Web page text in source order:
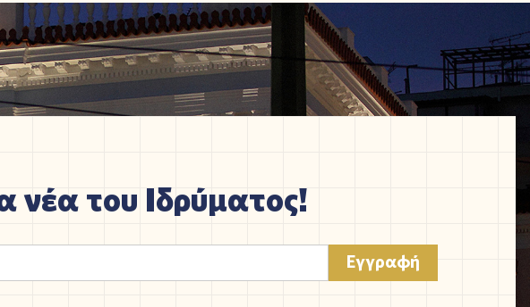
του Ιδρύματος!